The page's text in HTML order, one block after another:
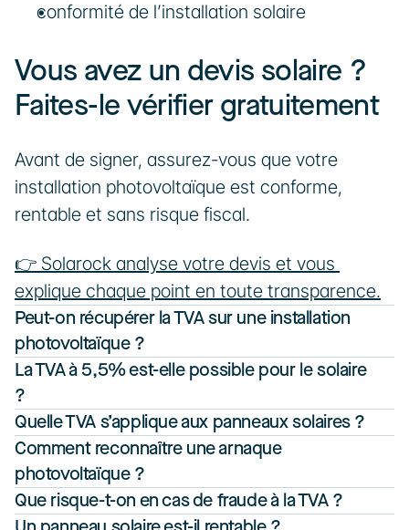
conformité de l’installation solaire
Vous avez un devis solaire ?
Faites-le vérifier gratuitement
Avant de signer, assurez-vous que votre
installation photovoltaïque est conforme,
rentable et sans risque fiscal.
👉 Solarock analyse votre devis et vous
explique chaque point en toute transparence.
Peut-on récupérer la TVA sur une installation
photovoltaïque ?
La TVA à 5,5% est-elle possible pour le solaire
?
Quelle TVA s’applique aux panneaux solaires ?
Comment reconnaître une arnaque
photovoltaïque ?
Que risque-t-on en cas de fraude à la TVA ?